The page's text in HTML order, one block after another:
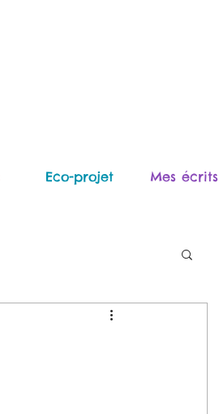
Eco-projet Mes écrits